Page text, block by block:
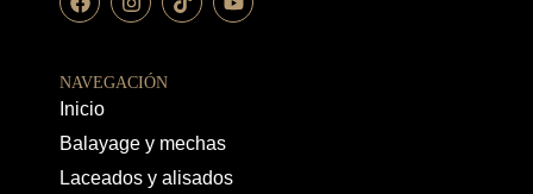
NAVEGACIÓN
Inicio
Balayage y mechas
Laceados y alisados